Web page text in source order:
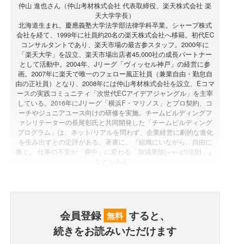
仲山 進也さん（仲山考材株式会社 代表取締役、楽天株式会社 楽
天大学学長）
北海道生まれ。慶應義塾大学法学部法律学科卒業。シャープ株式
会社を経て、1999年に社員約20名の楽天株式会社へ移籍。初代EC
コンサルタントであり、楽天市場の最古参スタッフ。2000年に
「楽天大学」を設立、楽天市場出店者45,000社の成長パートナー
として活動中。2004年、Jリーグ「ヴィッセル神戸」の経営に参
画。2007年に楽天で唯一のフェロー風正社員（兼業自由・勤怠自
由の正社員）となり、2008年には仲山考材株式会社を設立、Eコマ
ースの実践コミュニティ「次世代ECアイデアジャングル」を主宰
している。2016年にJリーグ「横浜F・マリノス」とプロ契約、コ
ーチやジュニアユース向けの研修を実施。チームビルディングフ
ァシリテーターの長尾彰氏と共同開発した「チームビルディング
プログラム」は、ネット/リアルを問わず、企業経営に劇的な進化
を生み出すとの定評がある。著書に、『組織にいながら、自由に
働く。 仕事の不安が「夢中」に変わる「加減乗除(+-×÷)の法則」』
会員登録 無料 すると、
続きをお読みいただけます